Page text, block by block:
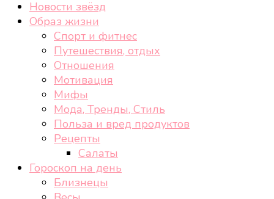
Новости звёзд
Образ жизни
Спорт и фитнес
Путешествия, отдых
Отношения
Мотивация
Мифы
Мода, Тренды, Стиль
Польза и вред продуктов
Рецепты
Салаты
Гороскоп на день
Близнецы